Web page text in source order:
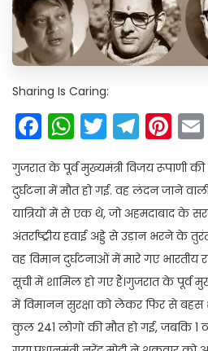
Sharing Is Caring:
Facebook
WhatsApp
Twitter
गुजरात के पूर्व मुख्यमंत्री विजय रूपाणी
दुर्घटना में मौत हो गई. वह लंदन जाने
यात्रियों में से एक थे, जो अहमदाबाद के
अंतर्राष्ट्रीय हवाई अड्डे से उड़ान भरने के
वह विमान दुर्घटनाओं में मारे गए भारतीय
सूची में शामिल हो गए हैं।गुजरात के पूर्व
में विमानन सुरक्षा को लेकर फिर से बहस
कुल 241 लोगों की मौत हो गई, जबकि 1